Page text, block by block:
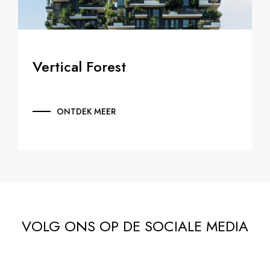
Vertical Forest
ONTDEK MEER
VOLG ONS OP DE SOCIALE MEDIA